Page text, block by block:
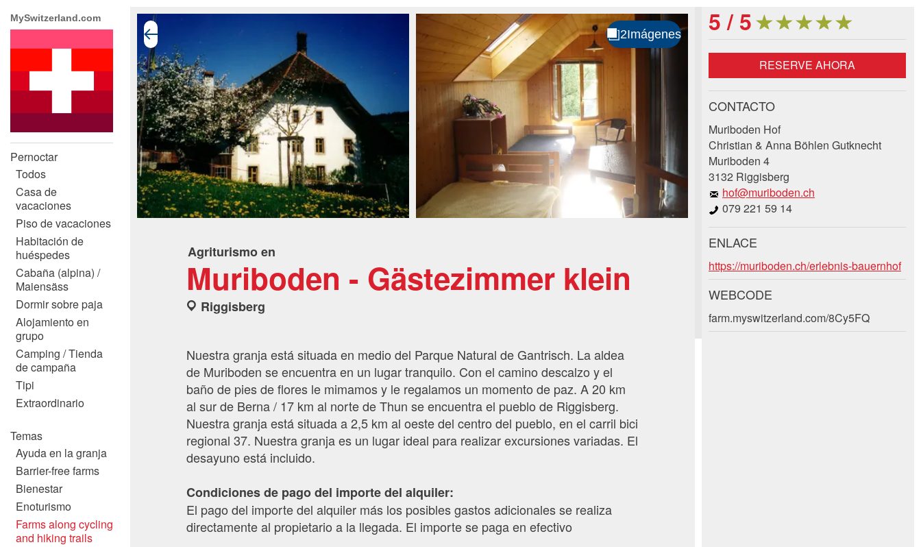
MySwitzerland.com
Pernoctar
Todos
Casa de
vacaciones
Piso de vacaciones
Habitación de
huéspedes
Cabaña (alpina) /
Maiensäss
Dormir sobre paja
Alojamiento en
grupo
Camping / Tienda
de campaña
Tipi
Extraordinario
Temas
Ayuda en la granja
Barrier-free farms
Bienestar
Enoturismo
Farms along cycling
and hiking trails
Agriturismo en
Muriboden - Gästezimmer klein
Riggisberg
Nuestra granja está situada en medio del Parque Natural de Gantrisch. La aldea
de Muriboden se encuentra en un lugar tranquilo. Con el camino descalzo y el
baño de pies de flores le mimamos y le regalamos un momento de paz. A 20 km
al sur de Berna / 17 km al norte de Thun se encuentra el pueblo de Riggisberg.
Nuestra granja está situada a 2,5 km al oeste del centro del pueblo, en el carril bici
regional 37. Nuestra granja es un lugar ideal para realizar excursiones variadas. El
desayuno está incluido.
Condiciones de pago del importe del alquiler:
El pago del importe del alquiler más los posibles gastos adicionales se realiza
directamente al propietario a la llegada. El importe se paga en efectivo
5 / 5★★★★★
★★★★★
RESERVE AHORA
CONTACTO
Muriboden Hof
Christian & Anna Böhlen Gutknecht
Muriboden 4
3132 Riggisberg
hof@muriboden.ch
079 221 59 14
ENLACE
https://muriboden.ch/erlebnis-bauernhof
WEBCODE
farm.myswitzerland.com/8Cy5FQ